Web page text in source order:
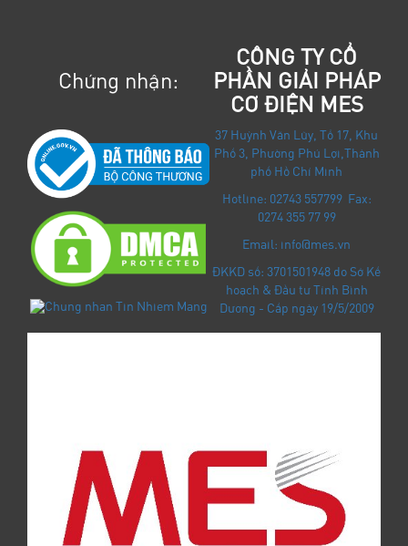
Chứng nhận:
CÔNG TY CỔ
PHẦN GIẢI PHÁP
CƠ ĐIỆN MES
37 Huỳnh Văn Lũy, Tổ 17, Khu
Phố 3, Phường Phú Lợi, Thành
phố Hồ Chí Minh
Hotline: 02743 557799 Fax:
0274 355 77 99
Email: info@mes.vn
ĐKKD số: 3701501948 do Sở Kế
hoạch & Đầu tư Tỉnh Bình
Dương - Cấp ngày 19/5/2009